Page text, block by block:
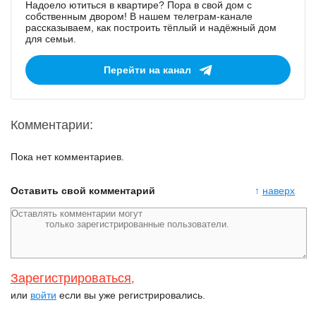
Надоело ютиться в квартире? Пора в свой дом с
собственным двором! В нашем телеграм-канале
рассказываем, как построить тёплый и надёжный дом
для семьи.
Перейти на канал
Комментарии:
Пока нет комментариев.
↑ наверх
Оставить свой комментарий
Зарегистрироваться,
или войти если вы уже регистрировались.